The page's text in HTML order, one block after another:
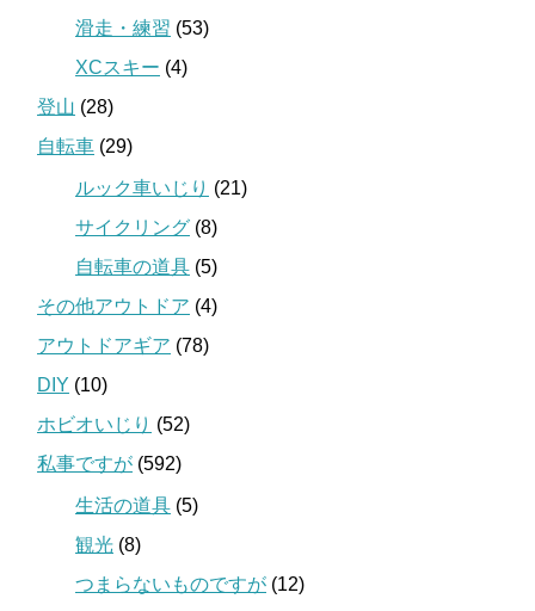
滑走・練習 (53)
XCスキー (4)
登山 (28)
自転車 (29)
ルック車いじり (21)
サイクリング (8)
自転車の道具 (5)
その他アウトドア (4)
アウトドアギア (78)
DIY (10)
ホビオいじり (52)
私事ですが (592)
生活の道具 (5)
観光 (8)
つまらないものですが (12)